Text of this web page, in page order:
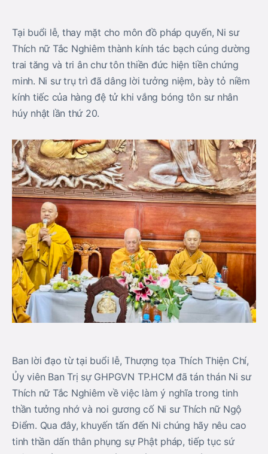
Tại buổi lễ, thay mặt cho môn đồ pháp quyến, Ni sư
Thích nữ Tắc Nghiêm thành kính tác bạch cúng dường
trai tăng và tri ân chư tôn thiền đức hiện tiền chứng
minh. Ni sư trụ trì đã dâng lời tưởng niệm, bày tỏ niềm
kính tiếc của hàng đệ tử khi vắng bóng tôn sư nhân
húy nhật lần thứ 20.
Ban lời đạo từ tại buổi lễ, Thượng tọa Thích Thiện Chí,
Ủy viên Ban Trị sự GHPGVN TP.HCM đã tán thán Ni sư
Thích nữ Tắc Nghiêm về việc làm ý nghĩa trong tinh
thần tưởng nhớ và noi gương cố Ni sư Thích nữ Ngộ
Điểm. Qua đây, khuyến tấn đến Ni chúng hãy nêu cao
tinh thần dấn thân phụng sự Phật pháp, tiếp tục sứ